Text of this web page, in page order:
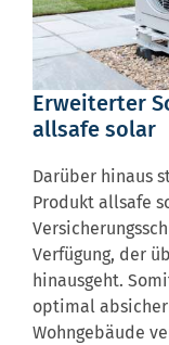
Erweiterter
allsafe solar
Darüber hinaus
Produkt allsafe
Verfügung, der
hinausgeht.
optimal
Wohngebäude